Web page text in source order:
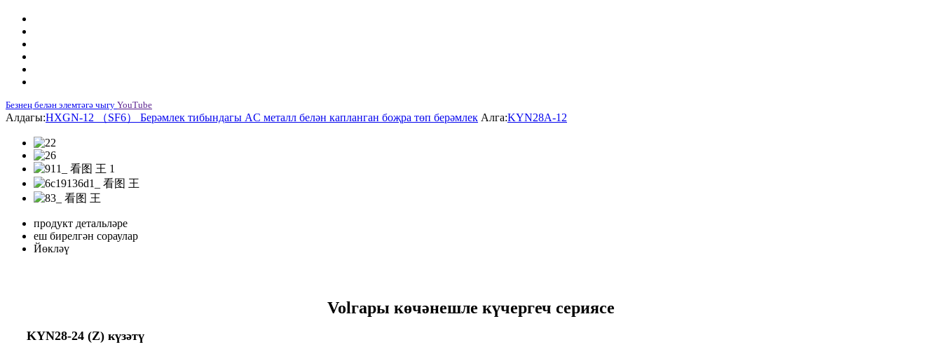
Безнең белән элемтәгә чыгу YouTube
Алдагы:HXGN-12 （SF6） Берәмлек тибындагы AC металл белән капланган боҗра төп берәмлек Алга:KYN28A-12
продукт детальләре
еш бирелгән сораулар
Йөкләү
Volгары көчәнешле күчергеч сериясе
KYN28-24 (Z) күзәтү